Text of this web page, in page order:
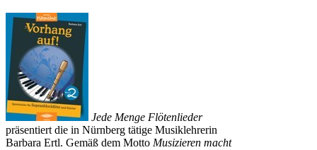
Jede Menge Flötenlieder
präsentiert die in Nürnberg tätige Musiklehrerin
Barbara Ertl. Gemäß dem Motto Musizieren macht